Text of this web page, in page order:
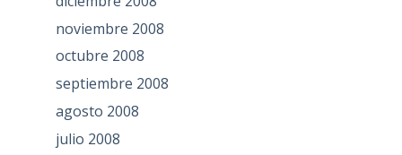
noviembre 2008
octubre 2008
septiembre 2008
agosto 2008
julio 2008